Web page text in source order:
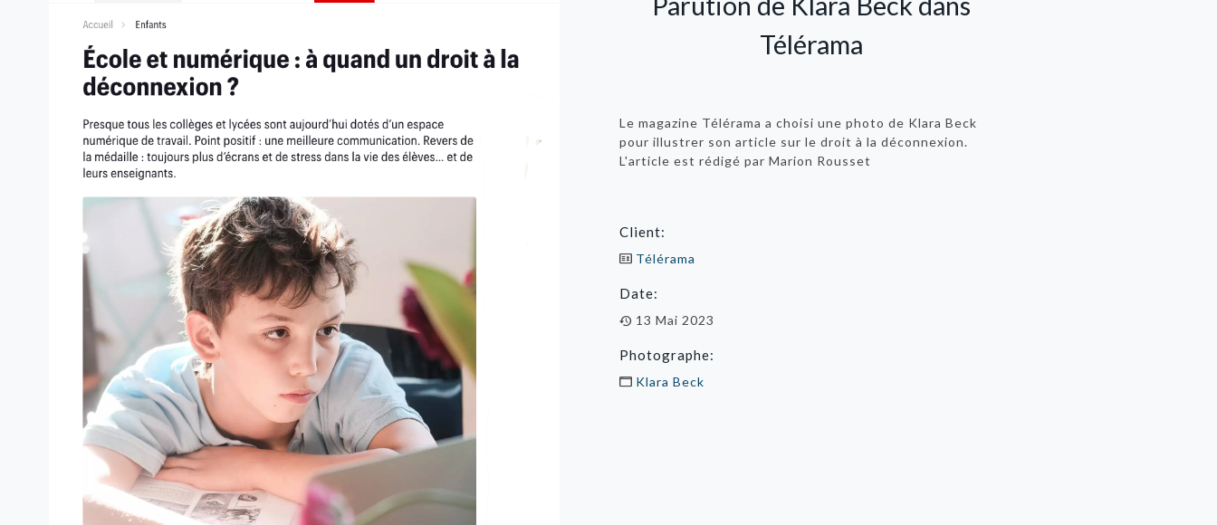
Télérama
Le magazine Télérama a choisi une photo de Klara Beck
pour illustrer son article sur le droit à la déconnexion.
L'article est rédigé par Marion Rousset
Client:
Télérama
Date:
13 Mai 2023
Photographe:
Klara Beck